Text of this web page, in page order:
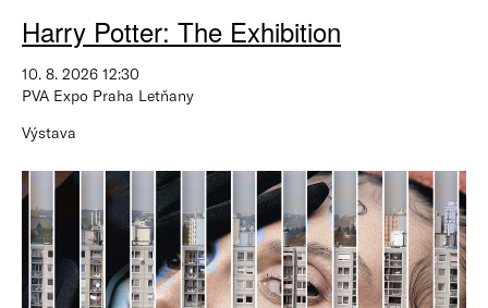
Harry Potter: The Exhibition
10. 8. 2026 12:30
PVA Expo Praha Letňany
Výstava